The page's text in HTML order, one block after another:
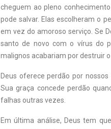
cheguem ao pleno
pode salvar. Elas escolheram o
em vez do amoroso serviço. Se
santo de novo com o vírus do
malignos acabariam por destruir o
Deus oferece perdão por
Sua graça concede perdão
falhas outras vezes.
Em última análise, Deus tem